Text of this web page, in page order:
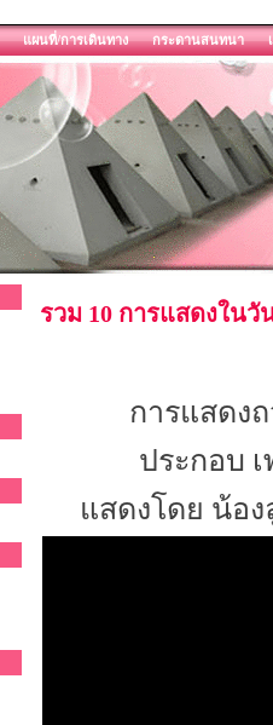
แผนที่/การเดินทาง กระดานสนทนา
รวม 10 การแสดงในวั
การแสดง
ประกอบ
แสดงโดย น้อ